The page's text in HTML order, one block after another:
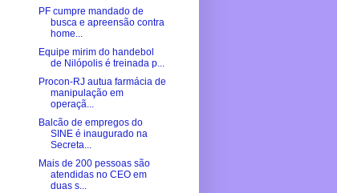
PF cumpre mandado de
busca e apreensão contra
home...
Equipe mirim do handebol
de Nilópolis é treinada p...
Procon-RJ autua farmácia de
manipulação em
operaçã...
Balcão de empregos do
SINE é inaugurado na
Secreta...
Mais de 200 pessoas são
atendidas no CEO em
duas s...